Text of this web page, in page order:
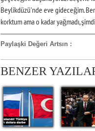
Beylikdüzü'nde eve gideceğim.
korktum ama o kadar yağmadı,
Paylaşki Değeri Artsın :
BENZER